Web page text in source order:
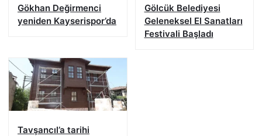
Gökhan Değirmenci
yeniden Kayserispor’da
Gölcük Belediyesi
Geleneksel El Sanatları
Festivali Başladı
Tavşancıl’a tarihi